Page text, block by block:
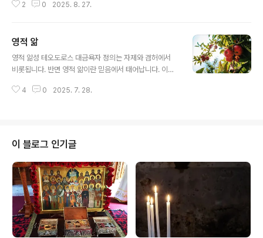
하고 있는데도 불구하고 왜 과거 교부들이 하느님으로부터
느님의 사랑이 마음속에 있어 서로 영적으로 성장하게끔
스스로 나서서 도와주곤 했지만, 오늘날에 와서는 하느님
의 사랑이 식어 서로 어떻게 하면 영적으로 끌어내릴까 기
가?" 하고 대답하였다.
2 0 2025. 8. 27.
영적 앎
영적 앎성 테오도로스 대금욕자 정의는 자제와 겸허에서
비롯됩니다. 반면 영적 앎이란 믿음에서 태어납니다. 이를
데 영혼이 한 번 신성한 박애를 포용하게 되면 순수한 기도
인간으로서 그리스도의 완전성에 도달하게 되는 것입니다"
(에페소 4,16)
4 0 2025. 7. 28.
이 블로그 인기글